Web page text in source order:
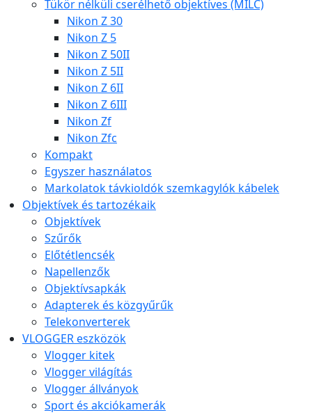
Tükör nélküli cserélhető objektíves (MILC)
Nikon Z 30
Nikon Z 5
Nikon Z 50II
Nikon Z 5II
Nikon Z 6II
Nikon Z 6III
Nikon Zf
Nikon Zfc
Kompakt
Egyszer használatos
Markolatok távkioldók szemkagylók kábelek
Objektívek és tartozékaik
Objektívek
Szűrők
Előtétlencsék
Napellenzők
Objektívsapkák
Adapterek és közgyűrűk
Telekonverterek
VLOGGER eszközök
Vlogger kitek
Vlogger világítás
Vlogger állványok
Sport és akciókamerák